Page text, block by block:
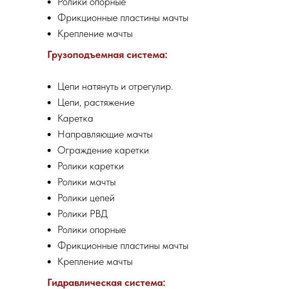
Фрикционные пластины мачты
Крепление мачты
Грузоподъемная система:
Цепи натянуть и отрегулир.
Цепи, растяжение
Каретка
Направляющие мачты
Ограждение каретки
Ролики каретки
Ролики мачты
Ролики цепей
Ролики РВД
Ролики опорные
Фрикционные пластины мачты
Крепление мачты
Гидравлическая система: